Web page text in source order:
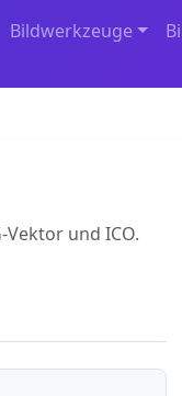
Bildwerkzeuge
und ICO.